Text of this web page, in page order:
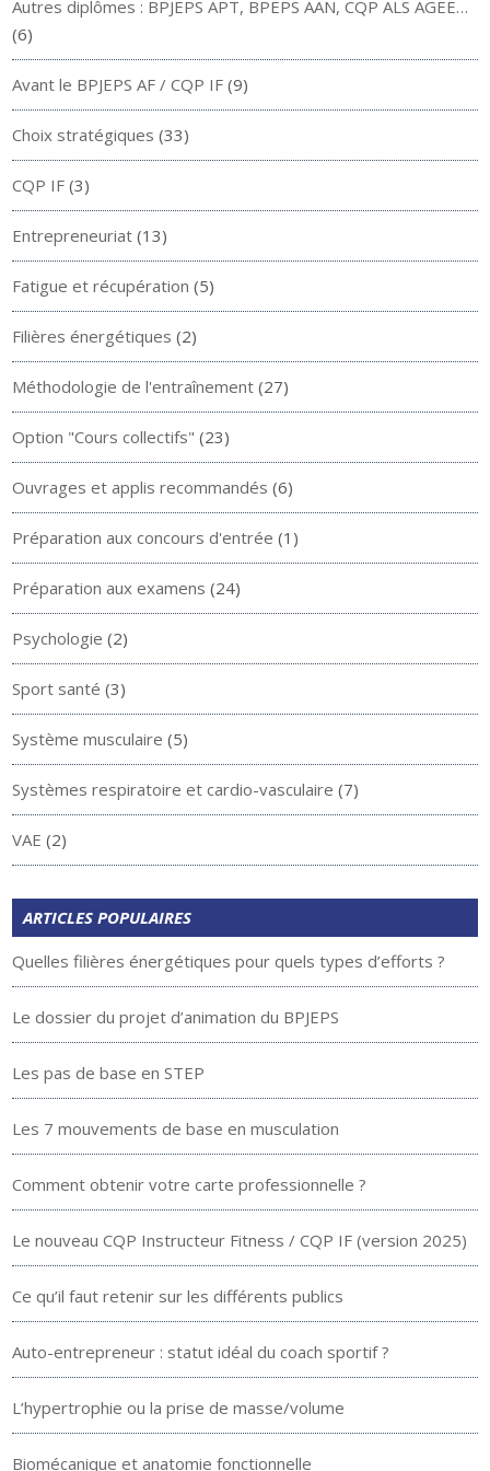
Autres diplômes : BPJEPS APT, BPEPS AAN, CQP ALS AGEE…
(6)
Avant le BPJEPS AF / CQP IF (9)
Choix stratégiques (33)
CQP IF (3)
Entrepreneuriat (13)
Fatigue et récupération (5)
Filières énergétiques (2)
Méthodologie de l'entraînement (27)
Option "Cours collectifs" (23)
Ouvrages et applis recommandés (6)
Préparation aux concours d'entrée (1)
Préparation aux examens (24)
Psychologie (2)
Sport santé (3)
Système musculaire (5)
Systèmes respiratoire et cardio-vasculaire (7)
VAE (2)
ARTICLES POPULAIRES
Quelles filières énergétiques pour quels types d’efforts ?
Le dossier du projet d’animation du BPJEPS
Les pas de base en STEP
Les 7 mouvements de base en musculation
Comment obtenir votre carte professionnelle ?
Le nouveau CQP Instructeur Fitness / CQP IF (version 2025)
Ce qu’il faut retenir sur les différents publics
Auto-entrepreneur : statut idéal du coach sportif ?
L’hypertrophie ou la prise de masse/volume
Biomécanique et anatomie fonctionnelle